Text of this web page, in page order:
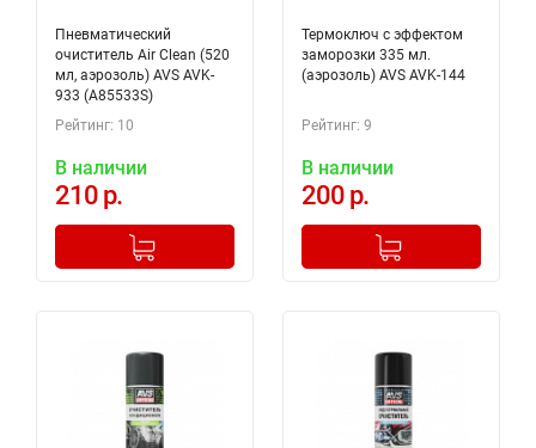
Пневматический
очиститель Air Clean (520
мл, аэрозоль) AVS AVK-
933 (A85533S)
Рейтинг: 10
В наличии
210 р.
+
Добавлено в корзину
Термоключ с эффектом
заморозки 335 мл.
(аэрозоль) AVS AVK-144
Рейтинг: 9
В наличии
200 р.
+
Добавлено в корзину